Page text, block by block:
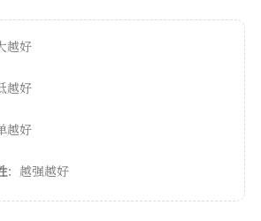
越好
越好
越好
：越强越好